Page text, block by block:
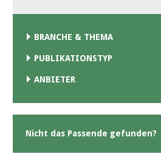
BRANCHE & THEMA
PUBLIKATIONSTYP
ANBIETER
Nicht das Passende gefunden?